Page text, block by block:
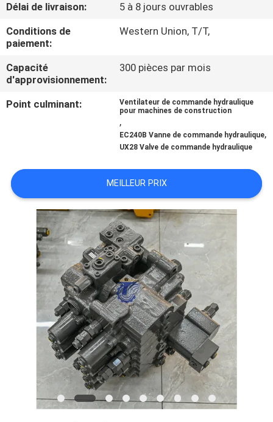
LA
QUALITÉ
CONTACT
LES
CAS
DEMANDE
DE
SOUMISSION
PLAN
POLITIQUE
Délai de livraison:
5 à 8 jours ouvrables
Conditions de
paiement:
Western Union, T/T,
Capacité
d'approvisionnement:
300 pièces par mois
Point culminant:
Ventilateur de commande hydraulique
pour machines de construction
,
EC240B Vanne de commande hydraulique,
UX28 Valve de commande hydraulique
MEILLEUR PRIX